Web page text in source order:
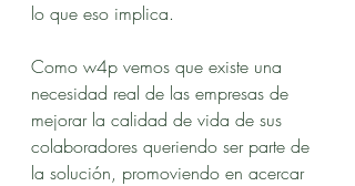
lo que eso implica.
Como w4p vemos que existe una
necesidad real de las empresas de
mejorar la calidad de vida de sus
colaboradores queriendo ser parte de
la solución, promoviendo en acercar